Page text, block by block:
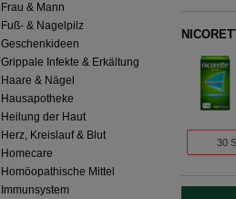
Frau & Mann
Fuß- & Nagelpilz
Geschenkideen
Grippale Infekte & Erkältung
Haare & Nägel
Hausapotheke
Heilung der Haut
Herz, Kreislauf & Blut
Homecare
Homöopathische Mittel
Immunsystem
30